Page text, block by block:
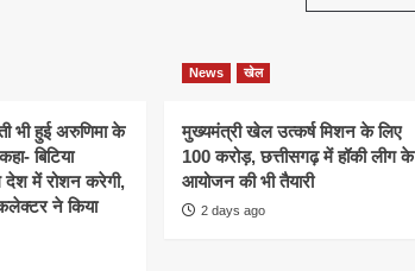
भी हुई अरुणिमा के
बिटिया
देश में रोशन करेगी,
ने किया
News खेल
मुख्यमंत्री खेल उत्कर्ष मिशन के लिए
100 करोड़, छत्तीसगढ़ में हॉकी लीग के
आयोजन की भी तैयारी
2 days ago